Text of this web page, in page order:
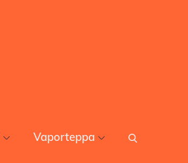
Vaporteppa